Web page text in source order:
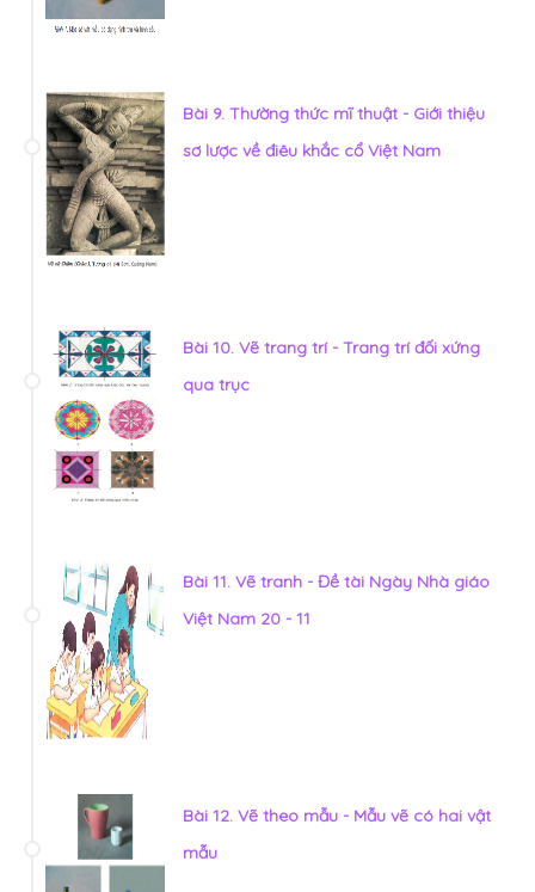
Bài 9. Thường thức mĩ thuật - Giới thiệu
sơ lược về điêu khắc cổ Việt Nam
Bài 10. Vẽ trang trí - Trang trí đối xứng
qua trục
Bài 11. Vẽ tranh - Đề tài Ngày Nhà giáo
Việt Nam 20 - 11
Bài 12. Vẽ theo mẫu - Mẫu vẽ có hai vật
mẫu